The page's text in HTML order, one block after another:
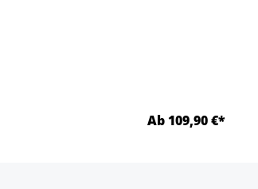
Ab 109,90 €*